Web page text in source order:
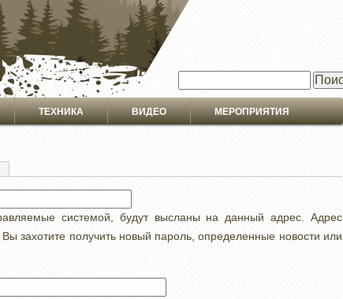
ТЕХНИКА ВИДЕО МЕРОПРИЯТИЯ
системой, будут высланы на данный адрес. Адрес
захотите получить новый пароль, определенные новости или